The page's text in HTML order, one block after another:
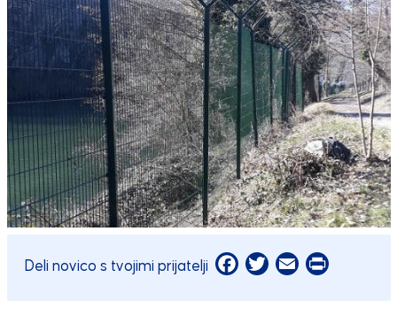
Deli novico s tvojimi prijatelji Facebook
Twitter
EmailPrint